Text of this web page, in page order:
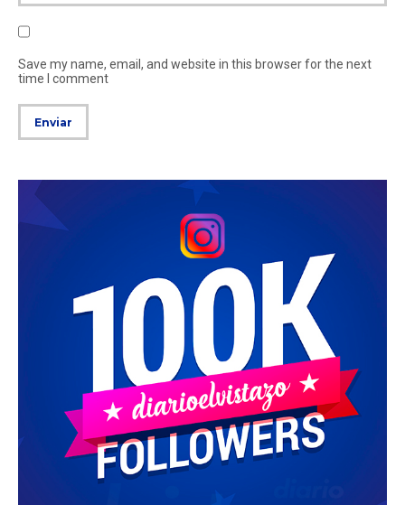
Save my name, email, and website in this browser for the next
time I comment